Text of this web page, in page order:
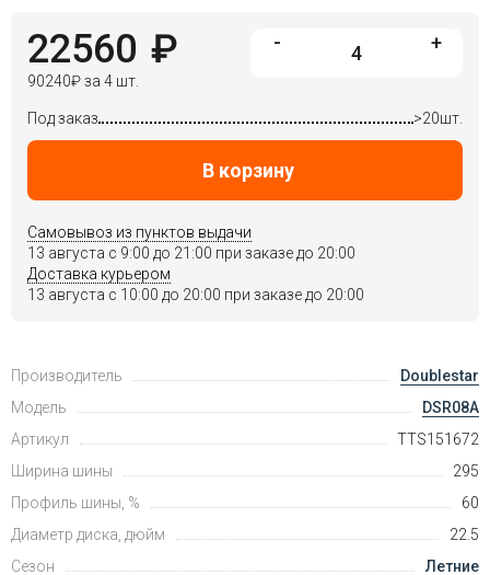
21:00
22560 ₽
90240₽за 4 шт.
- +
Под заказ >20шт.
В корзину
Самовывоз из пунктов выдачи
13 августа c 9:00 до 21:00 при заказе до 20:00
Доставка курьером
13 августа c 10:00 до 20:00 при заказе до 20:00
Производитель
Doublestar
Модель
DSR08A
Артикул
TTS151672
Ширина шины
295
Профиль шины, %
60
Диаметр диска, дюйм
22.5
Сезон
Летние